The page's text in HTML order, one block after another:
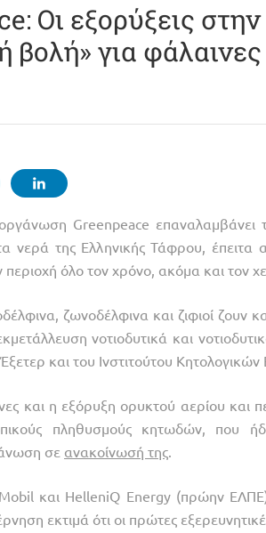
Οι εξορύξεις
βολή» για
Greenpeace
νερά της Ελληνικής Τάφρου, έπειτα
όλο τον χρόνο, ακόμα και τον
ζωνοδέλφινα και ζιφιοί ζουν
νοτιοδυτικά και
και του Ινστιτούτου
και η εξόρυξη ορυκτού αερίου και
πληθυσμούς κητωδών, που
σε ανακοίνωσή της
και HelleniQ Energy (πρώην
εκτιμά ότι οι πρώτες